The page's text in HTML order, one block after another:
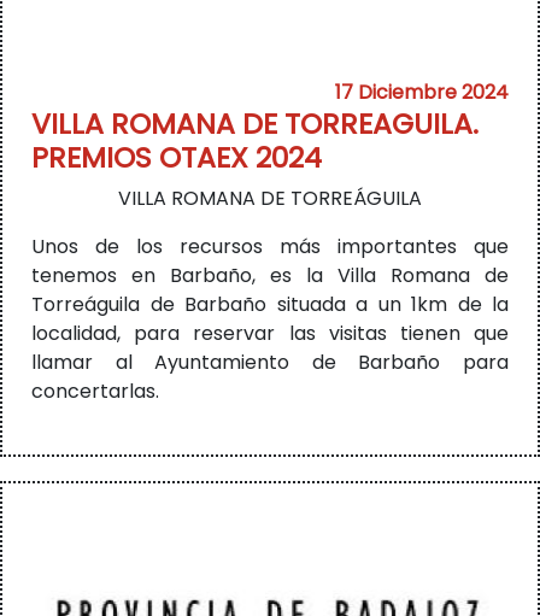
17 Diciembre 2024
VILLA ROMANA DE TORREAGUILA.
PREMIOS OTAEX 2024
VILLA ROMANA DE TORREÁGUILA
Unos de los recursos más importantes que
tenemos en Barbaño, es la Villa Romana de
Torreáguila de Barbaño situada a un 1km de la
localidad, para reservar las visitas tienen que
llamar al Ayuntamiento de Barbaño para
concertarlas.